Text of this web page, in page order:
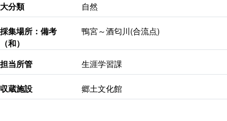
大分類 自然
採集場所：備考
（和）
鴨宮～酒匂川(合流点)
担当所管 生涯学習課
収蔵施設 郷土文化館